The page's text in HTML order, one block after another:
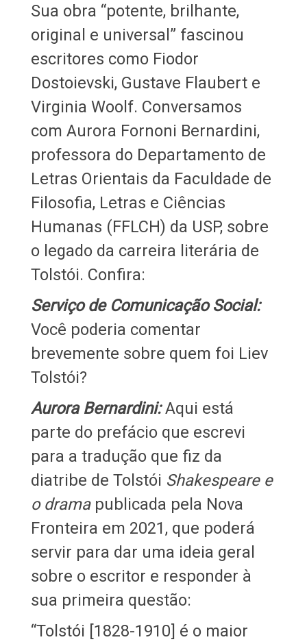
Sua obra “potente, brilhante,
original e universal” fascinou
escritores como Fiodor
Dostoievski, Gustave Flaubert e
Virginia Woolf. Conversamos
com Aurora Fornoni Bernardini,
professora do Departamento de
Letras Orientais da Faculdade de
Filosofia, Letras e Ciências
Humanas (FFLCH) da USP, sobre
o legado da carreira literária de
Tolstói. Confira:
Serviço de Comunicação Social:
Você poderia comentar
brevemente sobre quem foi Liev
Tolstói?
Aurora Bernardini:Aqui está
parte do prefácio que escrevi
para a tradução que fiz da
diatribe de Tolstói Shakespeare e
o dramapublicada pela Nova
Fronteira em 2021, que poderá
servir para dar uma ideia geral
sobre o escritor e responder à
sua primeira questão:
“Tolstói [1828-1910] é o maior